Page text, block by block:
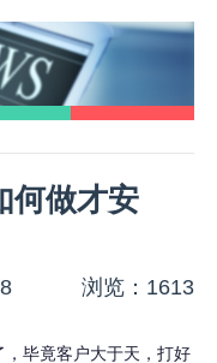
何做才安
浏览：1613
毕竟客户大于天，打好